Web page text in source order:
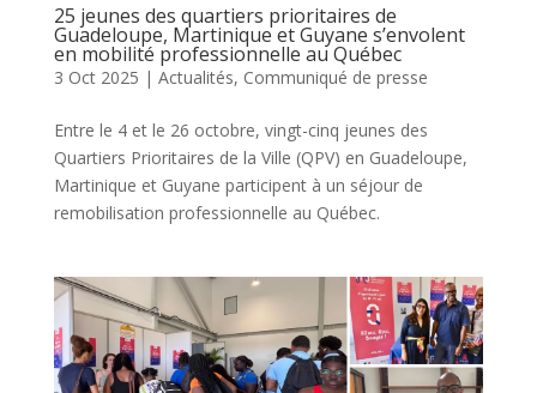
25 jeunes des quartiers prioritaires de
Guadeloupe, Martinique et Guyane s’envolent
en mobilité professionnelle au Québec
3 Oct 2025 | Actualités, Communiqué de presse
Entre le 4 et le 26 octobre, vingt-cinq jeunes des
Quartiers Prioritaires de la Ville (QPV) en Guadeloupe,
Martinique et Guyane participent à un séjour de
remobilisation professionnelle au Québec.